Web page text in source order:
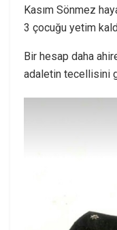
Kasım Sönmez
3 çocuğu yetim
Bir hesap daha
adaletin tecellisini